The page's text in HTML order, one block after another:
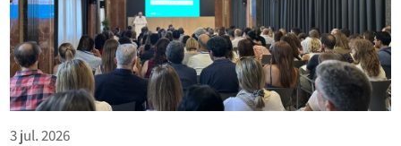
3 jul. 2026